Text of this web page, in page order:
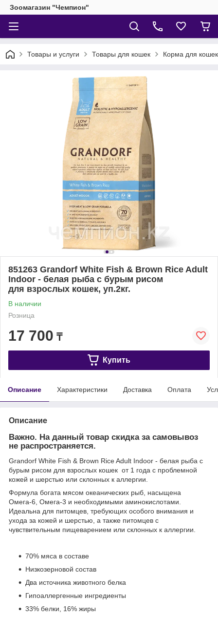
Зоомагазин "Чемпион"
Товары и услуги Товары для кошек Корма для кошек
851263 Grandorf White Fish & Brown Rice Adult
Indoor - белая рыба с бурым рисом
для взрослых кошек, уп.2кг.
В наличии
Розница
17 700 ₸
Купить
Описание Характеристики Доставка Оплата
Описание
Важно. На данный товар скидка за самовывоз
не распространяется.
Grandorf White Fish & Brown Rice Adult Indoor - белая рыба с
бурым рисом для взрослых кошек от 1 года с проблемной
кожей и шерстью или склонных к аллергии.
Формула богата мясом океанических рыб, насыщена
Омега-6, Омега-3 и необходимыми аминокислотами.
Идеальна для питомцев, требующих особого внимания и
ухода за кожей и шерстью, а также питомцев с
чувствительным пищеварением или склонных к аллергии.
70% мяса в составе
Низкозерновой состав
Два источника животного белка
Гипоаллергенные ингредиенты
33% белки, 16% жиры